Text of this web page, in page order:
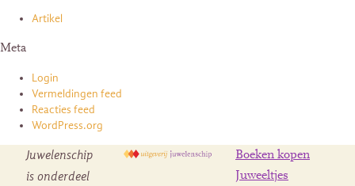
Artikel
Meta
Login
Vermeldingen feed
Reacties feed
WordPress.org
Juwelenschip
is onderdeel
Boeken kopen
Juweeltjes